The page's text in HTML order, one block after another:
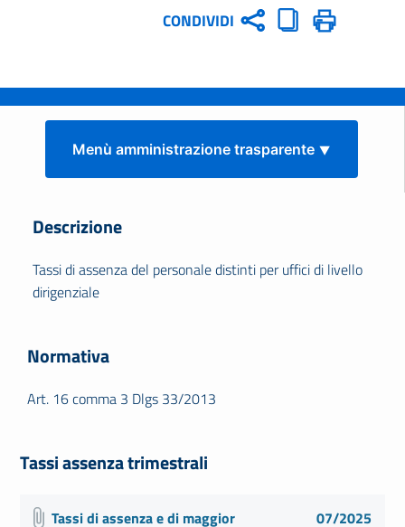
CONDIVIDI
Menù amministrazione trasparente ⯆
Descrizione
Tassi di assenza del personale distinti per uffici di livello
dirigenziale
Normativa
Art. 16 comma 3 Dlgs 33/2013
Tassi assenza trimestrali
Tassi di assenza e di maggior
07/2025